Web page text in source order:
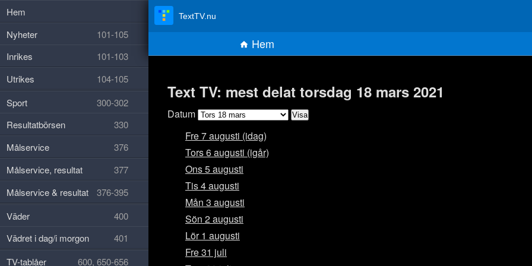
Text TV: mest delat torsdag 18 mars 2021
Datum
Fre 7 augusti (idag)
Tors 6 augusti (igår)
Ons 5 augusti
Tis 4 augusti
Mån 3 augusti
Sön 2 augusti
Lör 1 augusti
Fre 31 juli
TextTV.nu
Hem
Hem
Nyheter
101-105
Inrikes
101-103
Utrikes
104-105
Sport
300-302
Resultatbörsen
330
Målservice
376
Målservice, resultat
377
Målservice & resultat
376-395
Väder
400
Vädret i dag/i morgon
401
TV-tablåer
600, 650-656